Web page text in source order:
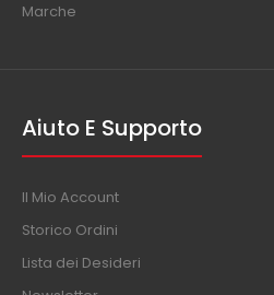
Marche
Aiuto E Supporto
Il Mio Account
Storico Ordini
Lista dei Desideri